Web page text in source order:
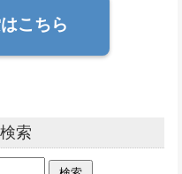
こちら
索